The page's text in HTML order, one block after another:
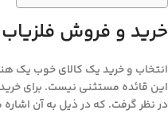
خرید و فروش فلزیاب
انتخاب و خرید یک کالای خوب یک
این قائده مستثنی نیست. برای خرید
در نظر گرفت. که در ذیل به آن